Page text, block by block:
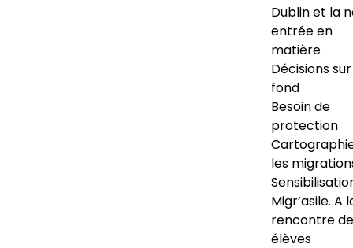
Dublin et la
entrée en
matière
Décisions
fond
Besoin de
protection
les
Migr’asile. A
rencontre
élèves